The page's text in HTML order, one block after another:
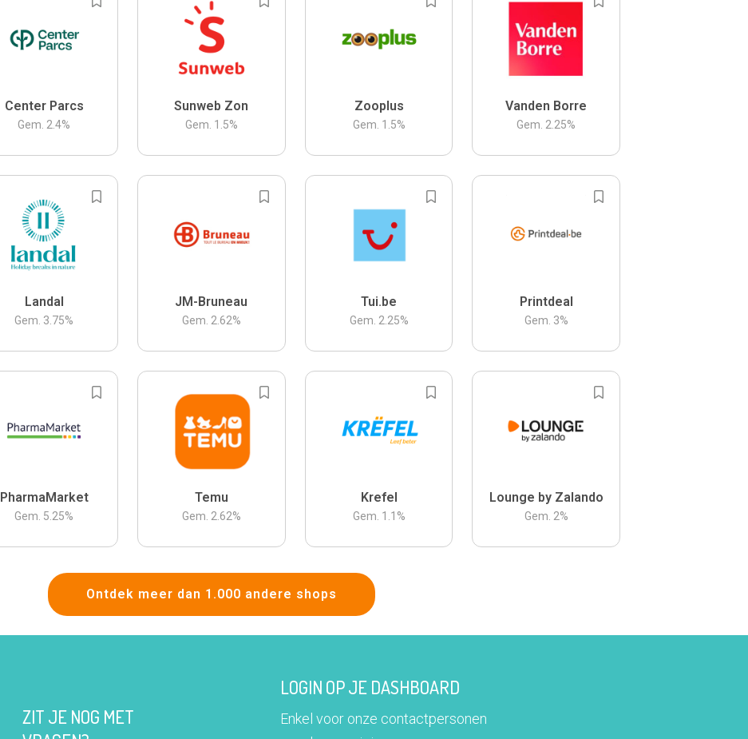
Center Parcs
Gem. 2.4%
Sunweb Zon
Gem. 1.5%
Zooplus
Gem. 1.5%
Vanden Borre
Gem. 2.25%
Landal
Gem. 3.75%
JM-Bruneau
Gem. 2.62%
Tui.be
Gem. 2.25%
Printdeal
Gem. 3%
PharmaMarket
Gem. 5.25%
Temu
Gem. 2.62%
Krefel
Gem. 1.1 %
Lounge by Zalando
Gem. 2%
Ontdek meer dan 1.000 andere shops
ZIT JE NOG MET
LOGIN OP JE DASHBOARD
Enkel voor onze contactpersonen